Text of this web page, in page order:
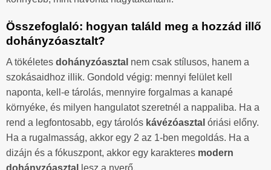
Összefoglaló: hogyan találd meg a hozzád illő
dohányzóasztalt?
A tökéletes dohányzóasztal nem csak stílusos, hanem a
szokásaidhoz illik. Gondold végig: mennyi felület kell
naponta, kell-e tárolás, mennyire forgalmas a kanapé
környéke, és milyen hangulatot szeretnél a nappaliba. Ha a
rend a legfontosabb, egy tárolós kávézóasztal óriási előny.
Ha a rugalmasság, akkor egy 2 az 1-ben megoldás. Ha a
dizájn és a fókuszpont, akkor egy karakteres modern
dohányzóasztal
lesz a nyerő.